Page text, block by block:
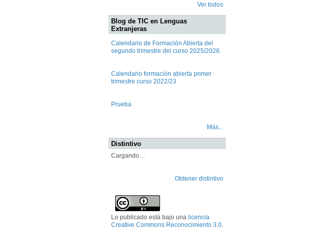
Ver todos
Blog de TIC en Lenguas
Extranjeras
Calendario de Formación Abierta del
segundo trimestre del curso 2025/2026
Calendario formación abierta primer
trimestre curso 2022/23
Prueba
Más...
Distintivo
Cargando…
Obtener distintivo
Lo publicado está bajo una licencia
Creative Commons Reconocimiento 3.0.